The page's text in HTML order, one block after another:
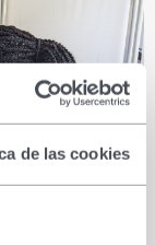
de las cookies